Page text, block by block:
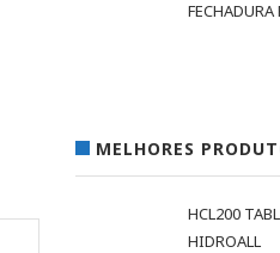
MELHORES
HCL200
HIDROALL